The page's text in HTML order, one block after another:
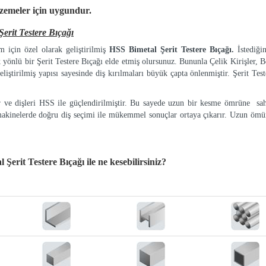
için uygundur.
Testere Bıçağı
için özel olarak geliştirilmiş HSS Bimetal Şerit Testere Bıçağı.
yönlü bir Şerit Testere Bıçağı elde etmiş olursunuz. Bununla Çelik Kirişler,
yapısı sayesinde diş kırılmaları büyük çapta önlenmiştir. Şerit
ve dişleri HSS ile güçlendirilmiştir. Bu sayede uzun bir kesme ömrüne
doğru diş seçimi ile mükemmel sonuçlar ortaya çıkarır. Uzun
Testere Bıçağı ile ne kesebilirsiniz?